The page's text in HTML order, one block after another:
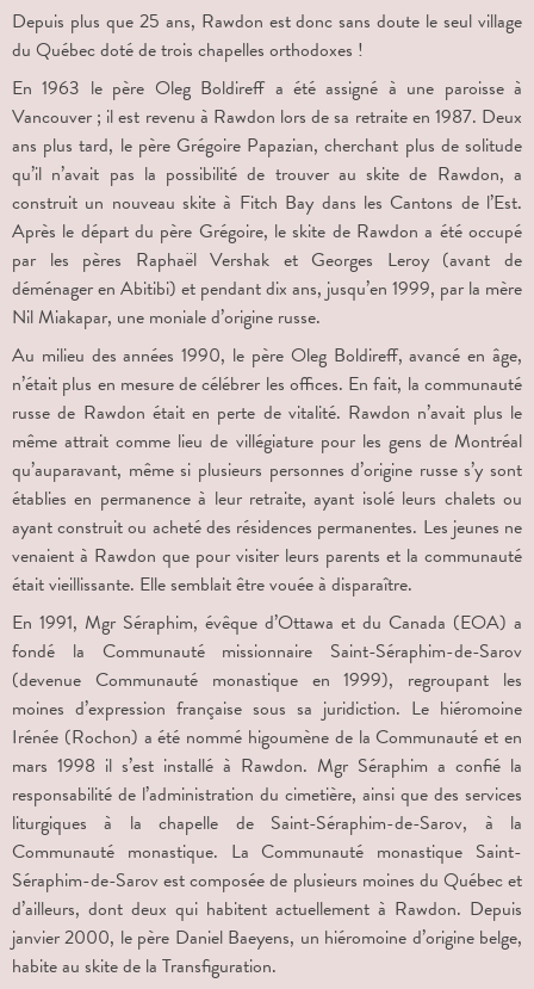
Depuis plus que 25 ans, Rawdon est donc sans doute le seul village
du Québec doté de trois chapelles orthodoxes !
En 1963 le père Oleg Boldireff a été assigné à une paroisse à
Vancouver ; il est revenu à Rawdon lors de sa retraite en 1987. Deux
ans plus tard, le père Grégoire Papazian, cherchant plus de solitude
qu’il n’avait pas la possibilité de trouver au skite de Rawdon, a
construit un nouveau skite à Fitch Bay dans les Cantons de l’Est.
Après le départ du père Grégoire, le skite de Rawdon a été occupé
par les pères Raphaël Vershak et Georges Leroy (avant de
déménager en Abitibi) et pendant dix ans, jusqu’en 1999, par la mère
Nil Miakapar, une moniale d’origine russe.
Au milieu des années 1990, le père Oleg Boldireff, avancé en âge,
n’était plus en mesure de célébrer les offices. En fait, la communauté
russe de Rawdon était en perte de vitalité. Rawdon n’avait plus le
même attrait comme lieu de villégiature pour les gens de Montréal
qu’auparavant, même si plusieurs personnes d’origine russe s’y sont
établies en permanence à leur retraite, ayant isolé leurs chalets ou
ayant construit ou acheté des résidences permanentes. Les jeunes ne
venaient à Rawdon que pour visiter leurs parents et la communauté
était vieillissante. Elle semblait être vouée à disparaître.
En 1991, Mgr Séraphim, évêque d’Ottawa et du Canada (EOA) a
fondé la Communauté missionnaire Saint-Séraphim-de-Sarov
(devenue Communauté monastique en 1999), regroupant les
moines d’expression française sous sa juridiction. Le hiéromoine
Irénée (Rochon) a été nommé higoumène de la Communauté et en
mars 1998 il s’est installé à Rawdon. Mgr Séraphim a confié la
responsabilité de l’administration du cimetière, ainsi que des services
liturgiques à la chapelle de Saint-Séraphim-de-Sarov, à la
Communauté monastique. La Communauté monastique Saint-
Séraphim-de-Sarov est composée de plusieurs moines du Québec et
d’ailleurs, dont deux qui habitent actuellement à Rawdon. Depuis
janvier 2000, le père Daniel Baeyens, un hiéromoine d’origine belge,
habite au skite de la Transfiguration.